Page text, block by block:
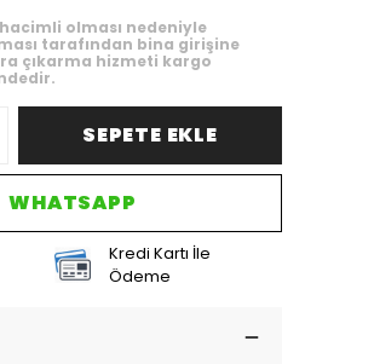
olması nedeniyle
tarafından bina girişine
çıkarma hizmeti kargo
SEPETE EKLE
WHATSAPP
Kredi Kartı İle
Ödeme